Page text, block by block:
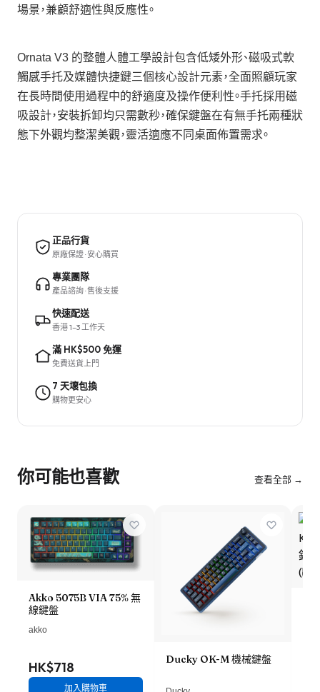
場景，兼顧舒適性與反應性。
Ornata V3 的整體人體工學設計包含低矮外形、磁吸式軟
觸感手托及媒體快捷鍵三個核心設計元素，全面照顧玩家
在長時間使用過程中的舒適度及操作便利性。手托採用磁
吸設計，安裝拆卸均只需數秒，確保鍵盤在有無手托兩種狀
態下外觀均整潔美觀，靈活適應不同桌面佈置需求。
正品行貨
原廠保證 · 安心購買
專業團隊
產品諮詢 · 售後支援
快速配送
香港 1–3 工作天
滿 HK$500 免運
免費送貨上門
7 天壞包換
購物更安心
你可能也喜歡 查看全部 →
Akko 5075B VIA 75% 無
線鍵盤
akko
HK$718
加入購物車
Ducky OK-M 機械鍵盤